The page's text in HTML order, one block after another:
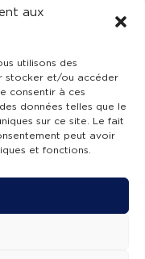
aux
utilisons des
stocker et/ou accéder
consentir à ces
données telles que le
sur ce site. Le fait
peut avoir
et fonctions.
!
!